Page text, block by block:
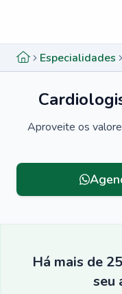
Especialidades
Aproveite os
Há mais de
seu